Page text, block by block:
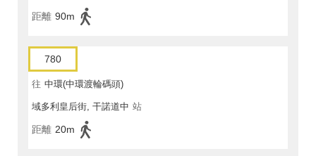
距離 90m
780
往 中環(中環渡輪碼頭)
域多利皇后街, 干諾道中 站
距離 20m